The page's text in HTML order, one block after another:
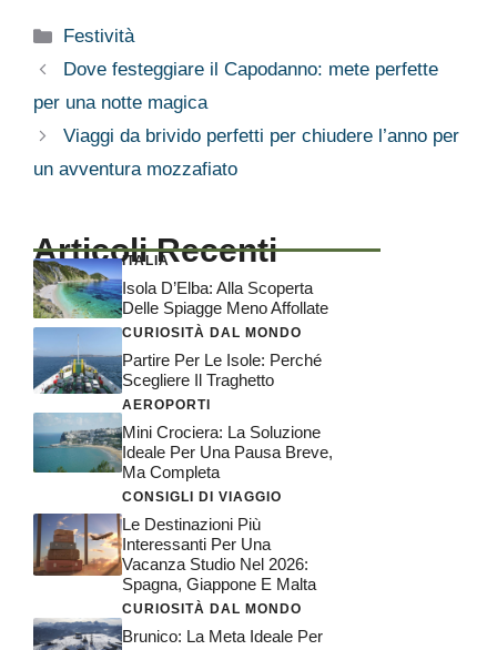
Categorie
Festività
Dove festeggiare il Capodanno: mete perfette
per una notte magica
Viaggi da brivido perfetti per chiudere l’anno per
un avventura mozzafiato
Articoli Recenti
ITALIA
Isola D’Elba: Alla Scoperta
Delle Spiagge Meno Affollate
CURIOSITÀ DAL MONDO
Partire Per Le Isole: Perché
Scegliere Il Traghetto
AEROPORTI
Mini Crociera: La Soluzione
Ideale Per Una Pausa Breve,
Ma Completa
CONSIGLI DI VIAGGIO
Le Destinazioni Più
Interessanti Per Una
Vacanza Studio Nel 2026:
Spagna, Giappone E Malta
CURIOSITÀ DAL MONDO
Brunico: La Meta Ideale Per